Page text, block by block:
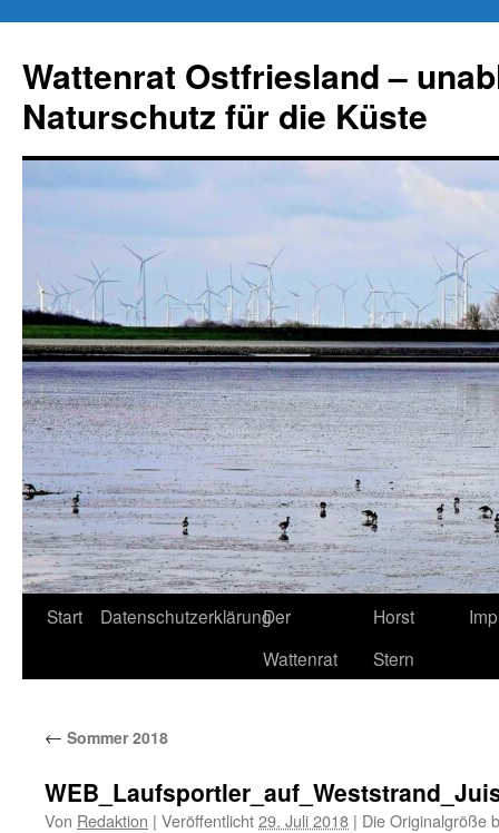
springen
Wattenrat Ostfriesland –
Naturschutz für die Küste
Start DatenschutzerklärungDer
Wattenrat
Horst
Stern
← Sommer 2018
Von Redaktion | Veröffentlicht29. Juli 2018 | Die Originalgröße